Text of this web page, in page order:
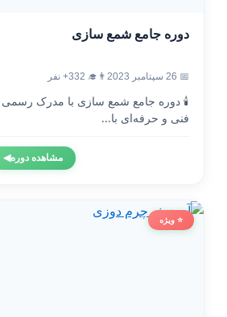
دوره جامع شمع سازی
📅 26 سپتامبر 2023 👨‍🎓 332+ نفر
🕯️ دوره جامع شمع سازی با مدرک رسمی
فنی و حرفه‌ای با...
مشاهده دوره◀
⭐ ویژه